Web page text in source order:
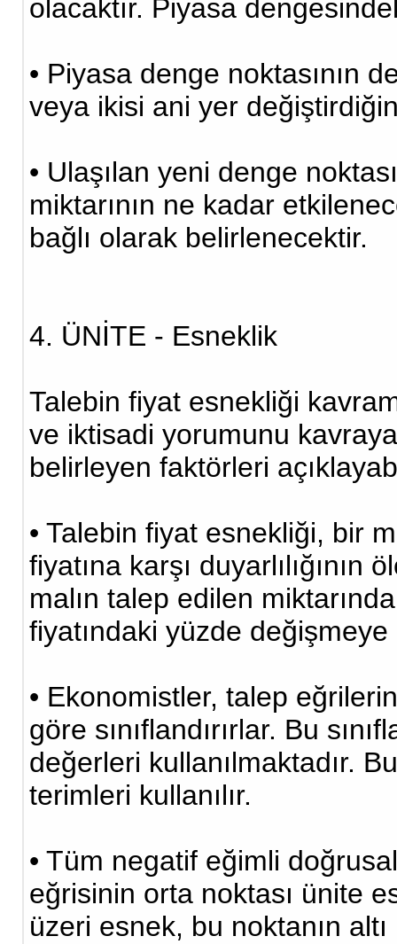
olacaktır. Piyasa
• Piyasa denge noktasının
veya ikisi ani yer
• Ulaşılan yeni denge
miktarının ne kadar
bağlı olarak belirlenecektir.
4. ÜNİTE - Esneklik
Talebin fiyat esnekliği
ve iktisadi yorumunu
belirleyen faktörleri
• Talebin fiyat esnekliği, bir
fiyatına karşı
malın talep edilen
fiyatındaki yüzde
• Ekonomistler, talep
göre sınıflandırırlar. Bu
değerleri kullanılmaktadır.
terimleri kullanılır.
• Tüm negatif eğimli
eğrisinin orta noktası ünite
üzeri esnek, bu noktanın